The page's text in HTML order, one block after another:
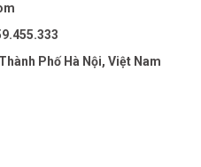
Phố Hà Nội, Việt Nam